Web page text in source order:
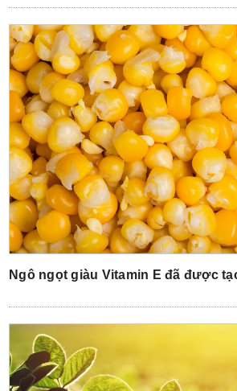
Ngô ngọt giàu Vitamin E đã được